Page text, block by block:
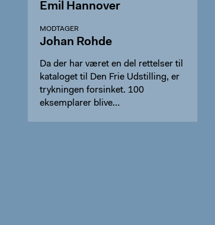
Emil Hannover
MODTAGER
Johan Rohde
Da der har været en del rettelser til
kataloget til Den Frie Udstilling, er
trykningen forsinket. 100
eksemplarer blive…